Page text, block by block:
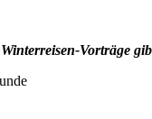
Vorträge